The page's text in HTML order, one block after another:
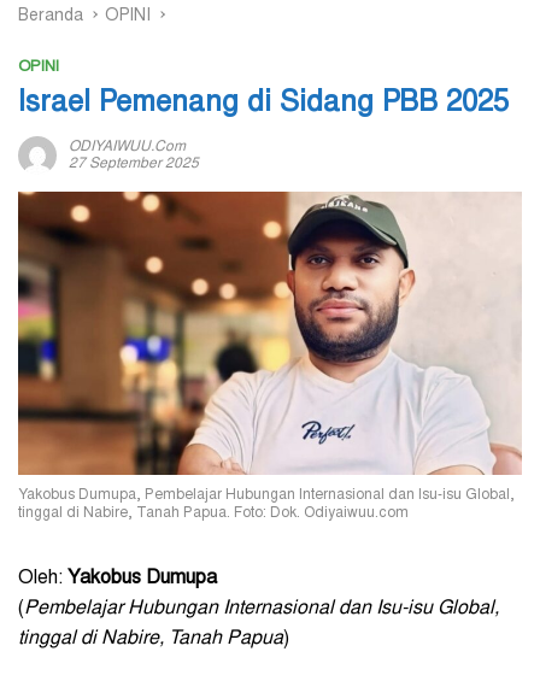
Beranda OPINI
OPINI
Israel Pemenang di Sidang PBB 2025
ODIYAIWUU.com
27 September 2025
Yakobus Dumupa, Pembelajar Hubungan Internasional dan Isu-isu Global,
tinggal di Nabire, Tanah Papua. Foto: Dok. Odiyaiwuu.com
Oleh: Yakobus Dumupa
(Pembelajar Hubungan Internasional dan Isu-isu Global,
tinggal di Nabire, Tanah Papua)